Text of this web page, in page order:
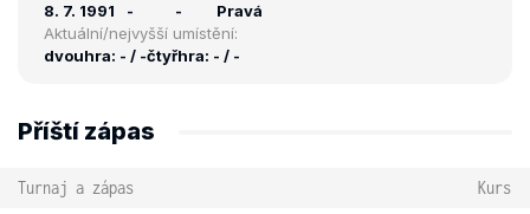
8. 7. 1991
-
-
Pravá
Aktuální/nejvyšší umístění:
dvouhra: - / -čtyřhra: - / -
Příští zápas
Turnaj a zápas Kurs